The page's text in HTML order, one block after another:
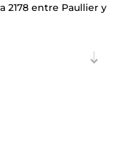
2178 entre Paullier y